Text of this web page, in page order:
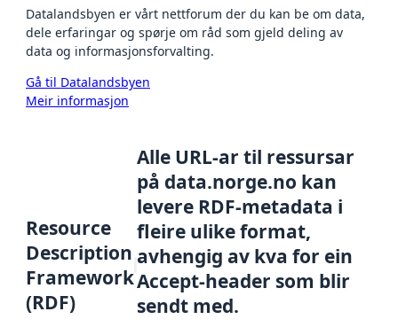
Datalandsbyen er vårt nettforum der du kan be om data,
dele erfaringar og spørje om råd som gjeld deling av
data og informasjonsforvalting.
Gå til Datalandsbyen
Meir informasjon
Resource
Description
Framework
(RDF)
Alle URL-ar til ressursar
på data.norge.no kan
levere RDF-metadata i
fleire ulike format,
avhengig av kva for ein
Accept-header som blir
sendt med.